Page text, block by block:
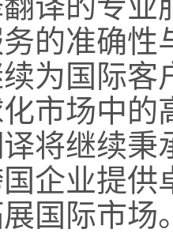
的准确
为国际
市场中的
将继续秉
企业提供
国际市场